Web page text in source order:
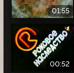
01:55
00:52